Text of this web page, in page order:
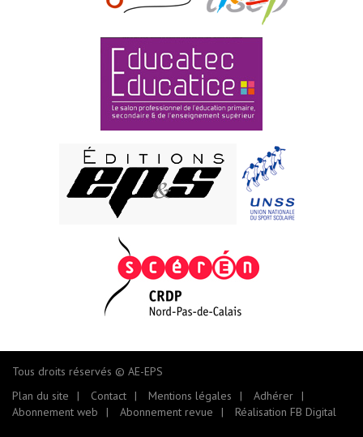
Tous droits réservés © AE-EPS
Plan du site
Contact Mentions légales
Adhérer
Abonnement web
Abonnement revue Réalisation FB Digital